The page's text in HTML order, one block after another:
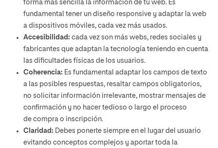
forma más sencilla la información de tu web. Es
fundamental tener un diseño responsive y adaptar la web
a dispositivos móviles, cada vez más usados.
Accesibilidad: cada vez son más webs, redes sociales y
fabricantes que adaptan la tecnología teniendo en cuenta
las dificultades físicas de los usuarios.
Coherencia: Es fundamental adaptar los campos de texto
a las posibles respuestas, resaltar campos obligatorios,
no solicitar información irrelevante, mostrar mensajes de
confirmación y no hacer tedioso o largo el proceso
de compra o inscripción.
Claridad: Debes ponerte siempre en el lugar del usuario
evitando conceptos complejos y aportar toda la